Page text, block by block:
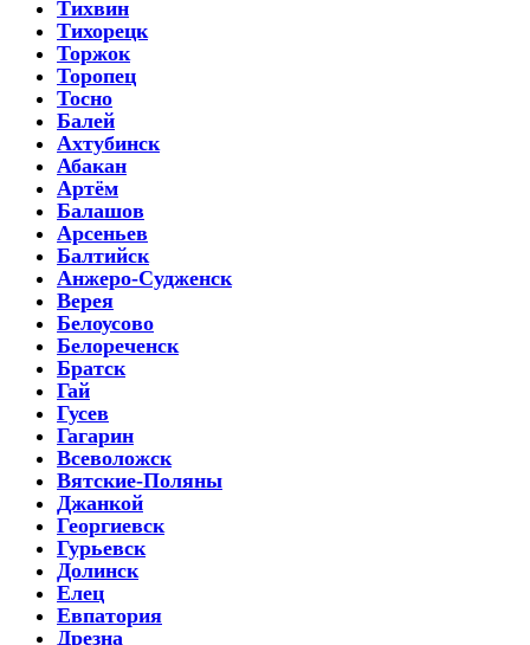
Тихвин
Тихорецк
Торжок
Торопец
Тосно
Балей
Ахтубинск
Абакан
Артём
Балашов
Арсеньев
Балтийск
Анжеро-Судженск
Верея
Белоусово
Белореченск
Братск
Гай
Гусев
Гагарин
Всеволожск
Вятские-Поляны
Джанкой
Георгиевск
Гурьевск
Долинск
Елец
Евпатория
Дрезна